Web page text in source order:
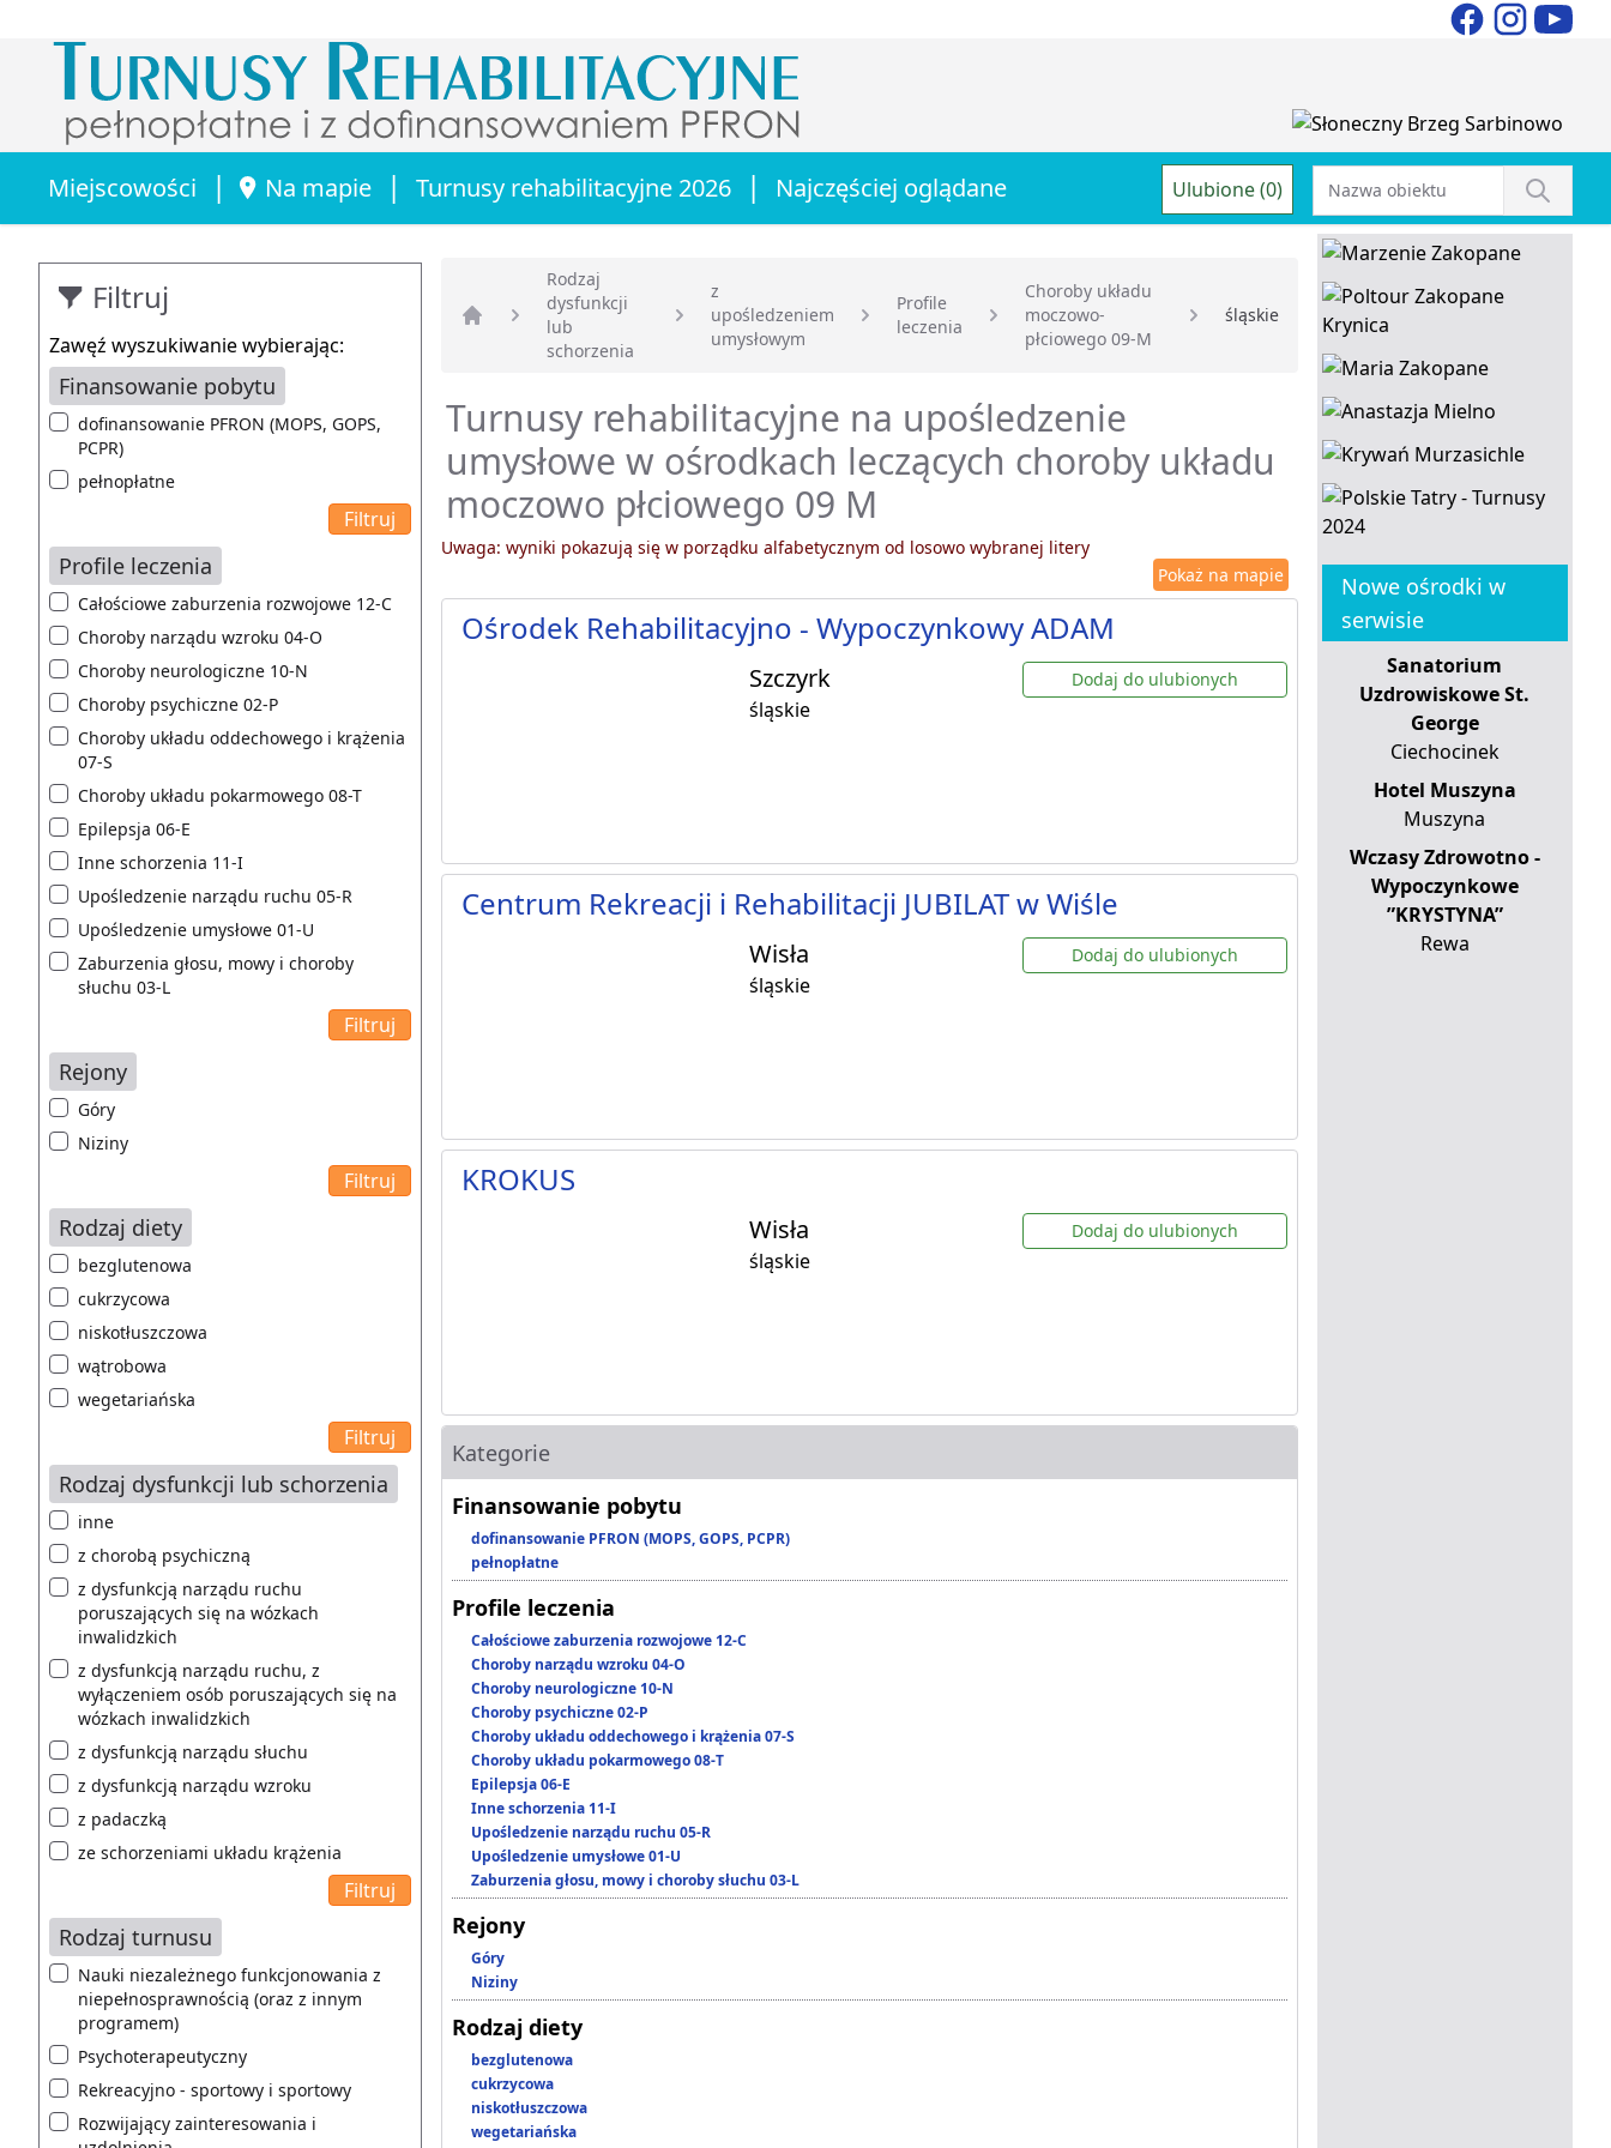
Miejscowości | Na mapie | Turnusy rehabilitacyjne 2026 | Najczęściej oglądane Ulubione (0)
Filtruj
Zawęź wyszukiwanie wybierając:
Finansowanie pobytu
dofinansowanie PFRON (MOPS, GOPS,
PCPR)
pełnopłatne
Profile leczenia
Całościowe zaburzenia rozwojowe 12-C
Choroby narządu wzroku 04-O
Choroby neurologiczne 10-N
Choroby psychiczne 02-P
Choroby układu oddechowego i krążenia
07-S
Choroby układu pokarmowego 08-T
Epilepsja 06-E
Inne schorzenia 11-I
Upośledzenie narządu ruchu 05-R
Upośledzenie umysłowe 01-U
Zaburzenia głosu, mowy i choroby
słuchu 03-L
Rejony
Góry
Niziny
Rodzaj diety
bezglutenowa
cukrzycowa
niskotłuszczowa
wątrobowa
wegetariańska
Rodzaj dysfunkcji lub schorzenia
inne
z chorobą psychiczną
z dysfunkcją narządu ruchu
poruszających się na wózkach
inwalidzkich
z dysfunkcją narządu ruchu, z
wyłączeniem osób poruszających się na
wózkach inwalidzkich
z dysfunkcją narządu słuchu
z dysfunkcją narządu wzroku
z padaczką
ze schorzeniami układu krążenia
Rodzaj turnusu
Nauki niezależnego funkcjonowania z
niepełnosprawnością (oraz z innym
programem)
Psychoterapeutyczny
Rekreacyjno - sportowy i sportowy
Rozwijający zainteresowania i
Strona główna
Rodzaj
dysfunkcji
lub
schorzenia
z
upośledzeniem
umysłowym
Profile
leczenia
Choroby układu
moczowo-
płciowego 09-M
śląskie
Turnusy rehabilitacyjne na upośledzenie
umysłowe w ośrodkach leczących choroby układu
moczowo płciowego 09 M
Uwaga: wyniki pokazują się w porządku alfabetycznym od losowo wybranej litery
Pokaż na mapie
Ośrodek Rehabilitacyjno - Wypoczynkowy ADAM
Szczyrk
śląskie
Dodaj do ulubionych
Centrum Rekreacji i Rehabilitacji JUBILAT w Wiśle
Wisła
śląskie
Dodaj do ulubionych
KROKUS
Wisła
śląskie
Dodaj do ulubionych
Kategorie
Finansowanie pobytu
dofinansowanie PFRON (MOPS, GOPS, PCPR)
pełnopłatne
Profile leczenia
Całościowe zaburzenia rozwojowe 12-C
Choroby narządu wzroku 04-O
Choroby neurologiczne 10-N
Choroby psychiczne 02-P
Choroby układu oddechowego i krążenia 07-S
Choroby układu pokarmowego 08-T
Epilepsja 06-E
Inne schorzenia 11-I
Upośledzenie narządu ruchu 05-R
Upośledzenie umysłowe 01-U
Zaburzenia głosu, mowy i choroby słuchu 03-L
Rejony
Góry
Niziny
Rodzaj diety
bezglutenowa
cukrzycowa
niskotłuszczowa
wegetariańska
Nowe ośrodki w
serwisie
Sanatorium
Uzdrowiskowe St.
George
Ciechocinek
Hotel Muszyna
Muszyna
Wczasy Zdrowotno -
Wypoczynkowe
”KRYSTYNA”
Rewa